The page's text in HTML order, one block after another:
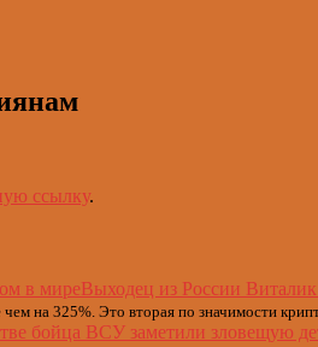
ссылку.
Выходец из России
на 325%. Это вторая по значимости
бойца ВСУ заметили зловещую